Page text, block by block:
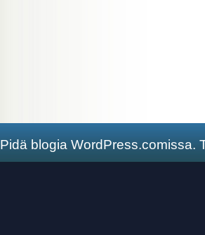
Pidä blogia WordPress.comissa.